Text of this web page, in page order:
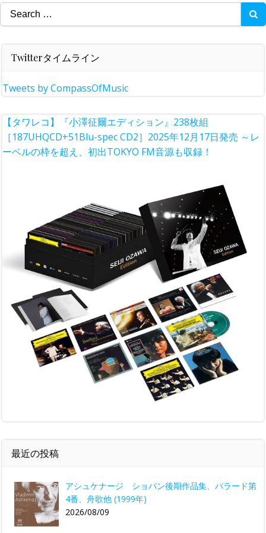
Search
for:
Twitterタイムライン
Tweets by CompassOfMusic
【タワレコ】『小澤征爾エディション』238枚組
［187UHQCD+51Blu-spec CD2］2025年12月17日発売 ～レ
ーベルの枠を超え、初出TOKYO FM音源も収録！
最近の投稿
アシュケナージ ショパン後期作品集、バラード第
4番、舟歌他 (1999年)
2026/08/09